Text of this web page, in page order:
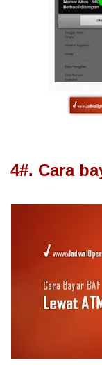
4#. Cara